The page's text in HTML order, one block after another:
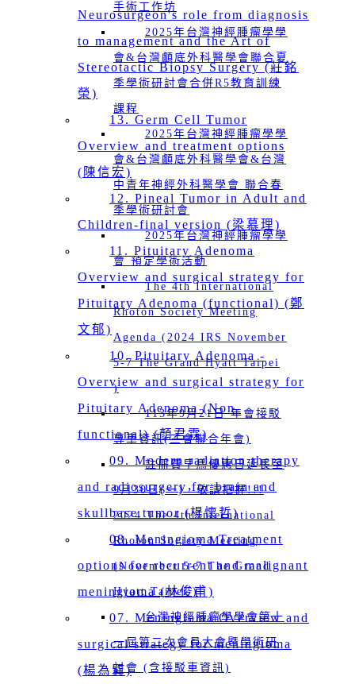
手術工作坊
2025年台灣神經腫瘤學學
會&台灣顱底外科醫學會聯合夏
季學術研討會合併R5教育訓練
課程
2025年台灣神經腫瘤學學
會&台灣顱底外科醫學會&台灣
中青年神經外科醫學會 聯合春
季學術研討會
2025年台灣神經腫瘤學學
會 預定學術活動
The 4th International
Rhoton Society Meeting
Agenda (2024 IRS November
5-7 The Grand Hyatt Taipei
)
113年9月21日 年會接駁
專車資訊(三會聯合年會)
註冊費早鳥優惠日延長至
9月30日(一)，敬請把握!!!
2024 The 4th International
Rhoton Society Meeting
(November 5-7 The Grand
Hyatt Taipei )
台灣神經腫瘤學學會第十
一屆第二次會員大會暨學術研
討會 (含接駁車資訊)
Neurosurgeon's role from diagnosis
to management and the Art of
Stereotactic Biopsy Surgery (莊銘
榮)
13. Germ Cell Tumor
Overview and treatment options
(陳信宏)
12. Pineal Tumor in Adult and
Children-final version (梁慕理)
11. Pituitary Adenoma
Overview and surgical strategy for
Pituitary Adenoma (functional) (鄭
文郁)
10. Pituitary Adenoma -
Overview and surgical strategy for
Pituitary Adenoma (Non-
functional) (顏君霖)
09. Modern radiation therapy
and radiosurgery for brain and
skullbase tumor (楊懷哲)
08. Meningioma Treatment
options for recurrent and malignant
meningioma (林俊甫)
07. Meningioma Overview and
surgical strategy for meningioma
(楊為巽)